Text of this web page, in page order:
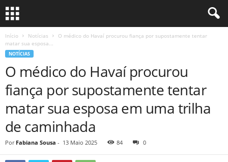
Início Notícias
O médico do Havaí procurou fiança por supostamente tentar
matar sua esposa...
NOTÍCIAS
O médico do Havaí procurou
fiança por supostamente tentar
matar sua esposa em uma trilha
de caminhada
Por Fabiana Sousa - 13 Maio 2025 84 0